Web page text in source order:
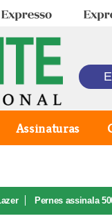
Expresso
Assinaturas
Pernes assinala